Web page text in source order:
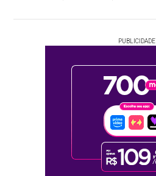
PUBLICIDADE